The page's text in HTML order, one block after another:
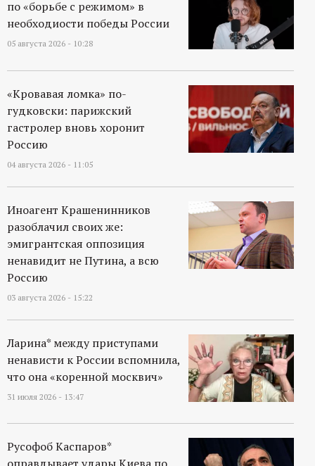
по «борьбе с режимом» в
необходиости победы России
05 августа 2026 - 10:28
«Кровавая ломка» по-
гудковски: парижский
гастролер вновь хоронит
Россию
04 августа 2026 - 11:05
Иноагент Крашенинников
разоблачил своих же:
эмигрантская оппозиция
ненавидит не Путина, а всю
Россию
03 августа 2026 - 15:22
Ларина* между приступами
ненависти к России вспомнила,
что она «коренной москвич»
31 июля 2026 - 13:47
Русофоб Каспаров*